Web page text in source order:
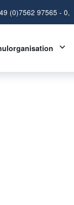
(0)7562 97565 - 0,